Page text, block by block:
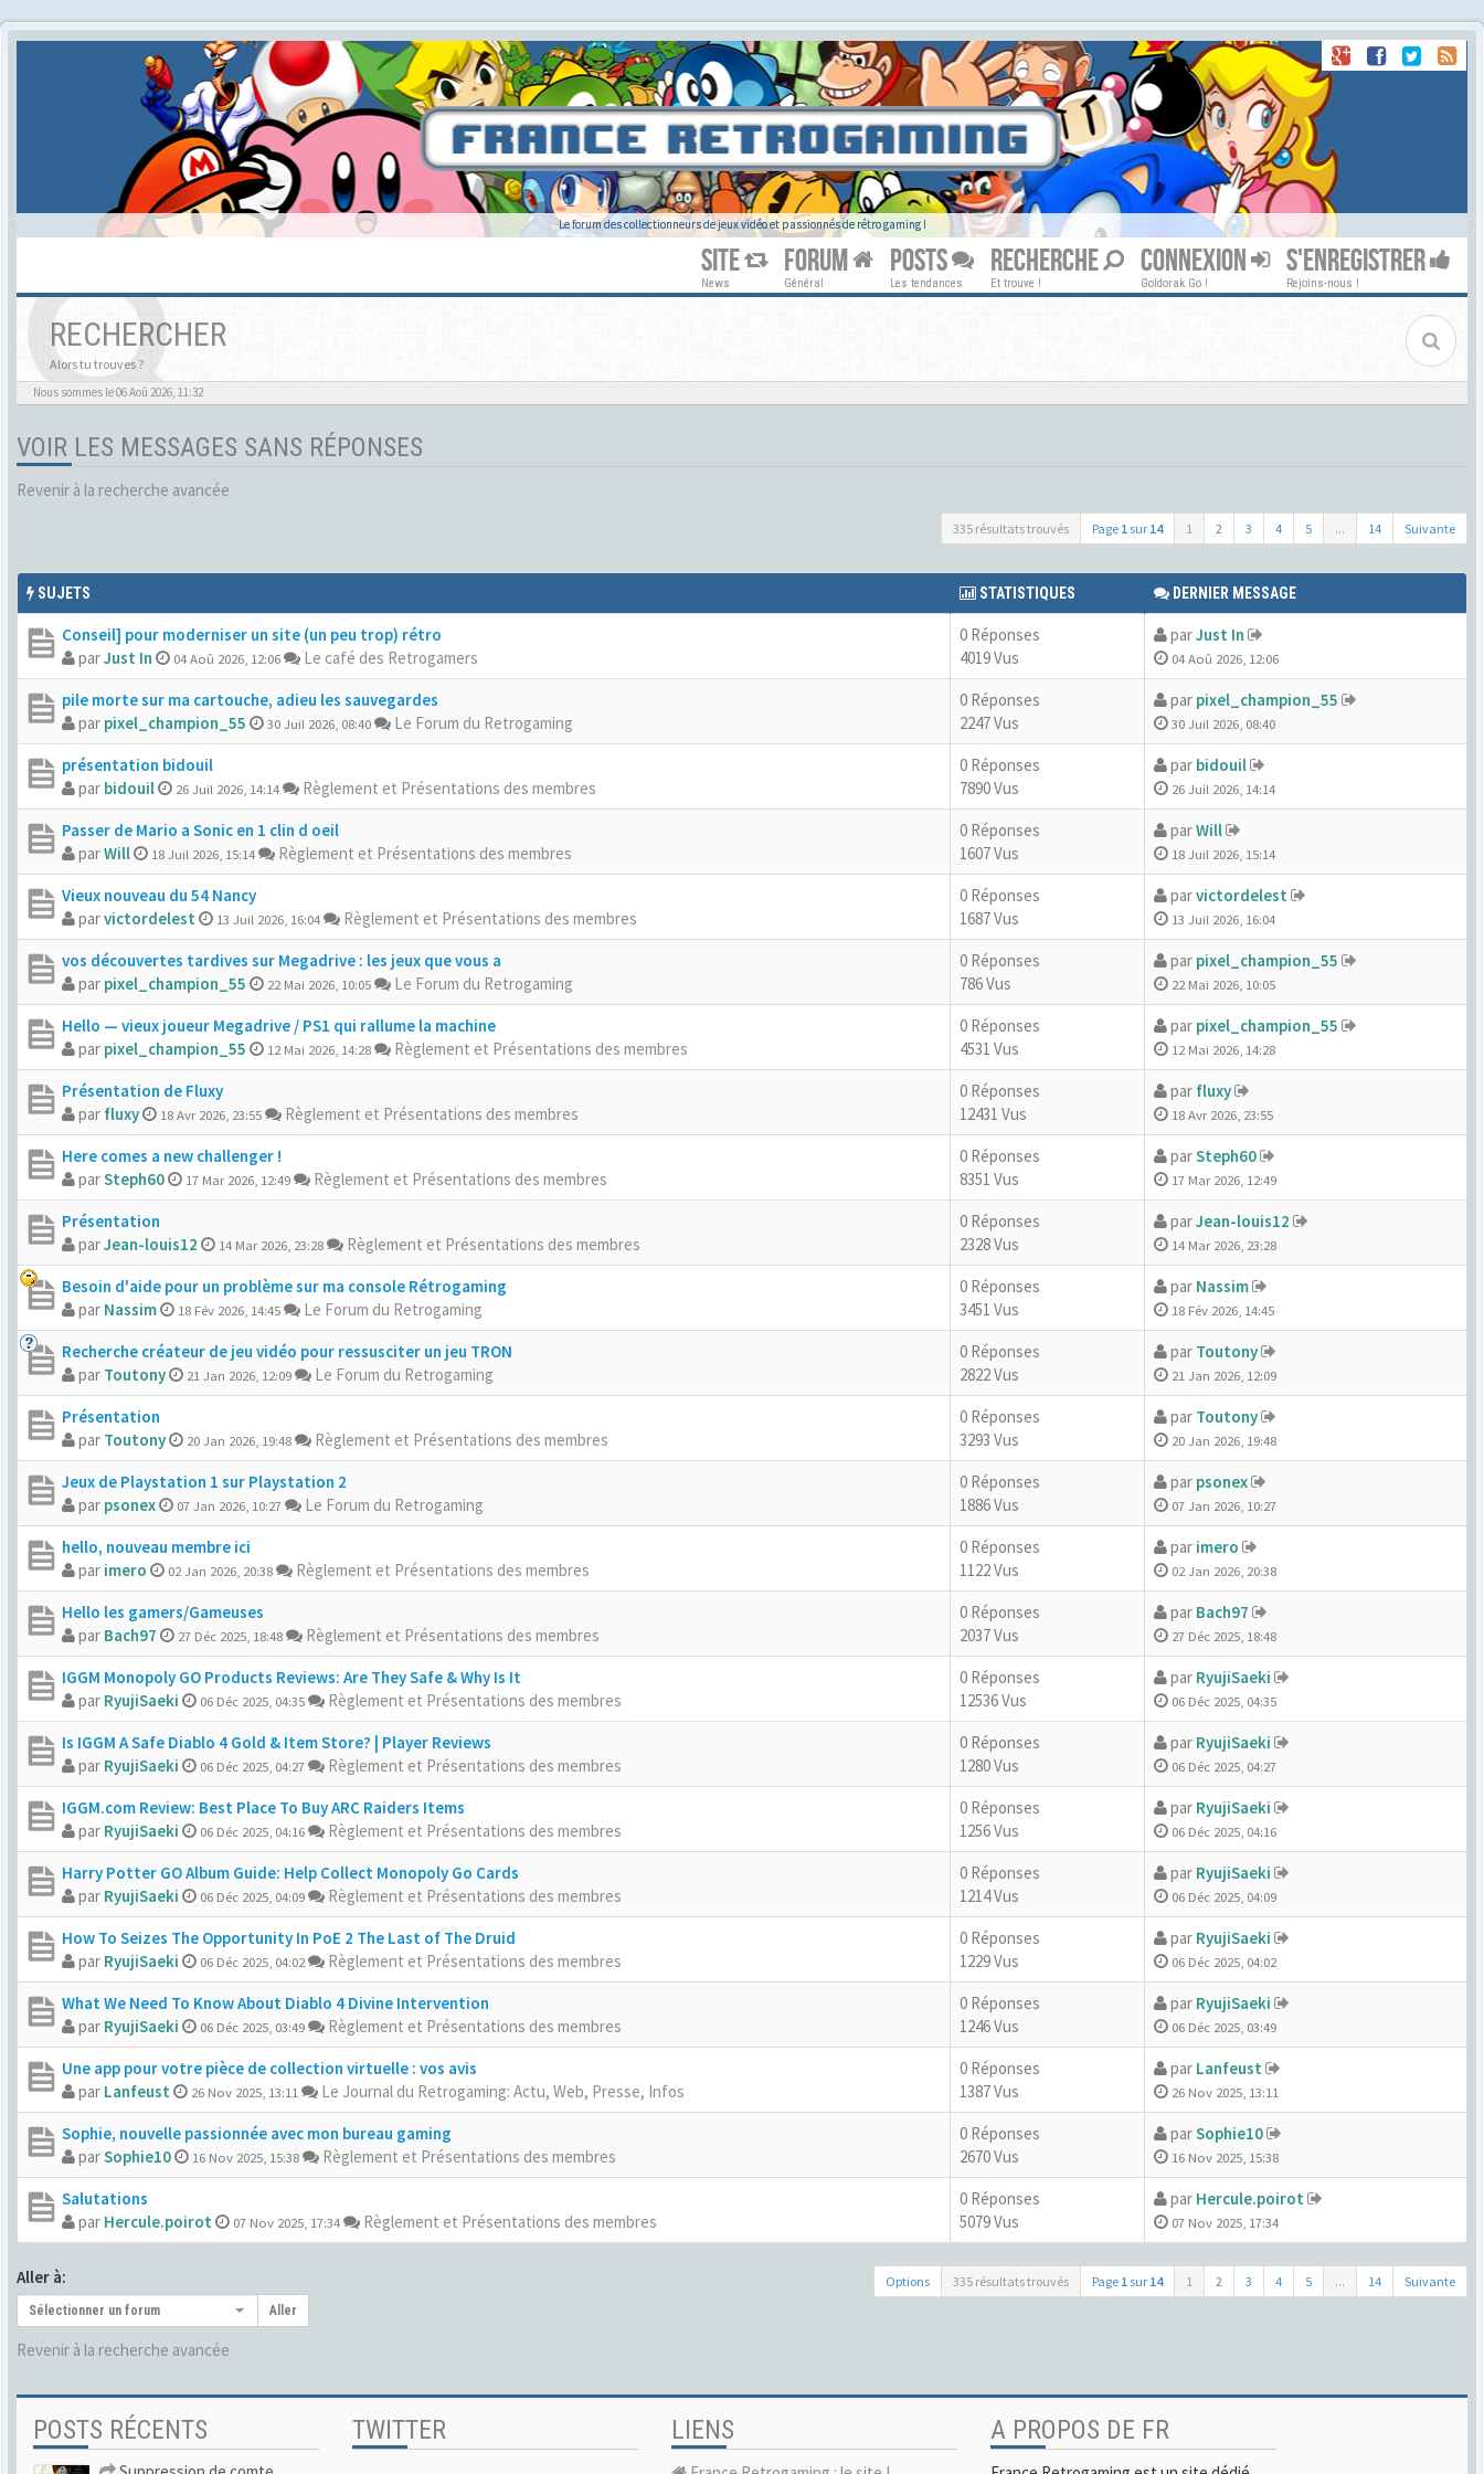
Le forum des collectionneurs de jeux vidéo et passionnés de rétro gaming !
SITE
News
FORUM
Général
POSTS
Les tendances
RECHERCHE
Et trouve !
CONNEXION
Goldorak Go !
S'ENREGISTRER
Rejoins-nous !
RECHERCHER
Alors tu trouves ?
Nous sommes le 06 Aoû 2026, 11:32
VOIR LES MESSAGES SANS RÉPONSES
Revenir à la recherche avancée
335 résultats trouvés Page 1 sur 14 1 2 3 4 5 ... 14 Suivante
SUJETS STATISTIQUES DERNIER MESSAGE
Conseil] pour moderniser un site (un peu trop) rétro
parJust In 04 Aoû 2026, 12:06 Le café des Retrogamers
0 Réponses
4019 Vus
parJust In
04 Aoû 2026, 12:06
pile morte sur ma cartouche, adieu les sauvegardes
par pixel_champion_55 30 Juil 2026, 08:40 Le Forum du Retrogaming
0 Réponses
2247 Vus
par pixel_champion_55
30 Juil 2026, 08:40
présentation bidouil
par bidouil 26 Juil 2026, 14:14 Règlement et Présentations des membres
0 Réponses
7890 Vus
par bidouil
26 Juil 2026, 14:14
Passer de Mario a Sonic en 1 clin d oeil
parWill 18 Juil 2026, 15:14 Règlement et Présentations des membres
0 Réponses
1607 Vus
parWill
18 Juil 2026, 15:14
Vieux nouveau du 54 Nancy
parvictordelest 13 Juil 2026, 16:04 Règlement et Présentations des membres
0 Réponses
1687 Vus
parvictordelest
13 Juil 2026, 16:04
vos découvertes tardives sur Megadrive : les jeux que vous a
par pixel_champion_55 22 Mai 2026, 10:05 Le Forum du Retrogaming
0 Réponses
786 Vus
par pixel_champion_55
22 Mai 2026, 10:05
Hello — vieux joueur Megadrive / PS1 qui rallume la machine
par pixel_champion_55 12 Mai 2026, 14:28 Règlement et Présentations des membres
0 Réponses
4531 Vus
par pixel_champion_55
12 Mai 2026, 14:28
Présentation de Fluxy
par fluxy 18 Avr 2026, 23:55 Règlement et Présentations des membres
0 Réponses
12431 Vus
par fluxy
18 Avr 2026, 23:55
Here comes a new challenger !
parSteph60 17 Mar 2026, 12:49 Règlement et Présentations des membres
0 Réponses
8351 Vus
parSteph60
17 Mar 2026, 12:49
Présentation
parJean-louis12 14 Mar 2026, 23:28 Règlement et Présentations des membres
0 Réponses
2328 Vus
parJean-louis12
14 Mar 2026, 23:28
Besoin d'aide pour un problème sur ma console Rétrogaming
par Nassim 18 Fév 2026, 14:45 Le Forum du Retrogaming
0 Réponses
3451 Vus
par Nassim
18 Fév 2026, 14:45
Recherche créateur de jeu vidéo pour ressusciter un jeu TRON
par Toutony 21 Jan 2026, 12:09 Le Forum du Retrogaming
0 Réponses
2822 Vus
par Toutony
21 Jan 2026, 12:09
Présentation
par Toutony 20 Jan 2026, 19:48 Règlement et Présentations des membres
0 Réponses
3293 Vus
par Toutony
20 Jan 2026, 19:48
Jeux de Playstation 1 sur Playstation 2
par psonex 07 Jan 2026, 10:27 Le Forum du Retrogaming
0 Réponses
1886 Vus
par psonex
07 Jan 2026, 10:27
hello, nouveau membre ici
par imero 02 Jan 2026, 20:38 Règlement et Présentations des membres
0 Réponses
1122 Vus
par imero
02 Jan 2026, 20:38
Hello les gamers/Gameuses
par Bach97 27 Déc 2025, 18:48 Règlement et Présentations des membres
0 Réponses
2037 Vus
par Bach97
27 Déc 2025, 18:48
IGGM Monopoly GO Products Reviews: Are They Safe & Why Is It
par RyujiSaeki 06 Déc 2025, 04:35 Règlement et Présentations des membres
0 Réponses
12536 Vus
par RyujiSaeki
06 Déc 2025, 04:35
Is IGGM A Safe Diablo 4 Gold & Item Store? | Player Reviews
par RyujiSaeki 06 Déc 2025, 04:27 Règlement et Présentations des membres
0 Réponses
1280 Vus
par RyujiSaeki
06 Déc 2025, 04:27
IGGM.com Review: Best Place To Buy ARC Raiders Items
par RyujiSaeki 06 Déc 2025, 04:16 Règlement et Présentations des membres
0 Réponses
1256 Vus
par RyujiSaeki
06 Déc 2025, 04:16
Harry Potter GO Album Guide: Help Collect Monopoly Go Cards
par RyujiSaeki 06 Déc 2025, 04:09 Règlement et Présentations des membres
0 Réponses
1214 Vus
par RyujiSaeki
06 Déc 2025, 04:09
How To Seizes The Opportunity In PoE 2 The Last of The Druid
par RyujiSaeki 06 Déc 2025, 04:02 Règlement et Présentations des membres
0 Réponses
1229 Vus
par RyujiSaeki
06 Déc 2025, 04:02
What We Need To Know About Diablo 4 Divine Intervention
par RyujiSaeki 06 Déc 2025, 03:49 Règlement et Présentations des membres
0 Réponses
1246 Vus
par RyujiSaeki
06 Déc 2025, 03:49
Une app pour votre pièce de collection virtuelle : vos avis
par Lanfeust 26 Nov 2025, 13:11 Le Journal du Retrogaming: Actu, Web, Presse, Infos
0 Réponses
1387 Vus
par Lanfeust
26 Nov 2025, 13:11
Sophie, nouvelle passionnée avec mon bureau gaming
parSophie10 16 Nov 2025, 15:38 Règlement et Présentations des membres
0 Réponses
2670 Vus
parSophie10
16 Nov 2025, 15:38
Salutations
par Hercule.poirot 07 Nov 2025, 17:34 Règlement et Présentations des membres
0 Réponses
5079 Vus
par Hercule.poirot
07 Nov 2025, 17:34
Options 335 résultats trouvés Page 1 sur 14 1 2 3 4 5 ... 14 Suivante
Aller à:
Sélectionner un forum Aller
Revenir à la recherche avancée
POSTS RÉCENTS TWITTER LIENS A PROPOS DE FR